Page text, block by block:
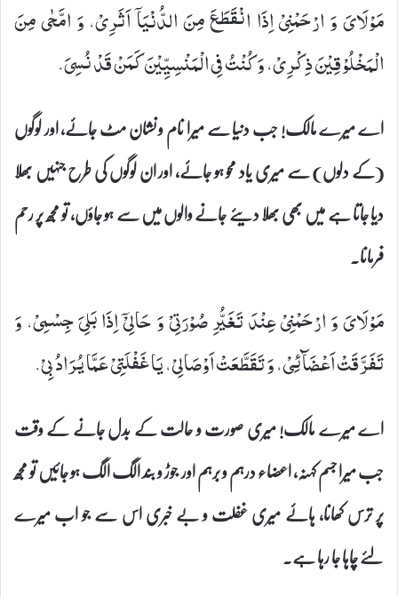
مَوْلَایَ وَ ارْحَمْنِیْ اِذَا انْقَطَعَ مِنَ الدُّنْیَاۤ اَثَرِیْ، وَ امَّحٰى مِنَ
الْمَخْلُوْقِیْنَ ذِكْرِیْ، وَ كُنْتُ فِی الْمَنْسِیِّیْنَ كَمَنْ قَدْ نُسِیَ.
اے میرے مالک! جب دنیا سے میرا نام و نشان مٹ جائے، اور لوگوں
(کے دلوں) سے میری یاد محو ہو جائے، اور ان لوگوں کی طرح جنہیں بھلا
دیا جاتا ہے میں بھی بھلا دیئے جانے والوں میں سے ہو جاؤں، تو مجھ پر رحم
فرمانا۔
مَوْلَایَ وَ ارْحَمْنِیْ عِنْدَ تَغَیُّرِ صُوْرَتِیْ وَ حَالِیْۤ اِذَا بَلِیَ جِسْمِیْ، وَ
تَفَرَّقَتْ اَعْضَآئِیْ، وَ تَقَطَّعَتْ اَوْصَالِیْ، یَا غَفْلَتِیْ عَمَّا یُرَادُ بِیْ.
اے میرے مالک! میری صورت و حالت کے بدل جانے کے وقت
جب میرا جسم کہنہ، اعضاء درہم و برہم اور جوڑ و بند الگ الگ ہو جائیں تو مجھ
پر ترس کھانا، ہائے میری غفلت و بے خبری اس سے جو اب میرے
لئے چاہا جا رہا ہے۔